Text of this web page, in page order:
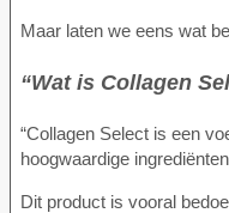
Maar laten we eens wat
“Wat is Collagen
“Collagen Select is een
hoogwaardige
Dit product is vooral